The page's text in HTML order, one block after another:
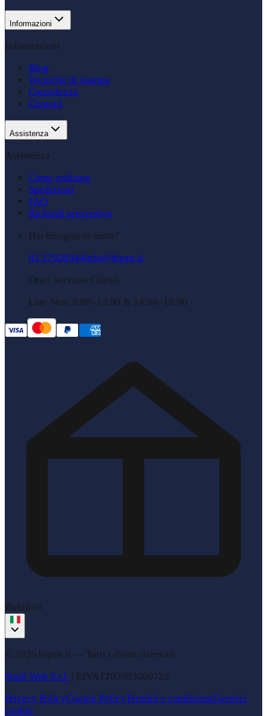
Informazioni
Informazioni
Blog
Tecniche di stampa
Consulenza
Contatti
Assistenza
Assistenza
Come ordinare
Spedizioni
FAQ
Richiedi preventivo
Hai bisogno di aiuto?
02 37920944info@bipen.it
Orari Servizio Clienti
Lun–Ven: 9:00–13:00 & 14:00–18:00
Bonifico
© 2026 bipen.it — Tutti i diritti riservati
Studi Web S.r.l. | P.IVA IT05983000729
Privacy PolicyCookie PolicyTermini e condizioniGestisci
cookie